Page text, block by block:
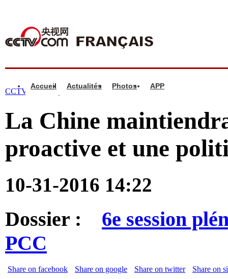
Accueil Actualités Photos APP
CCTV.com française > Infos> Chine
La Chine
proactive et une
10-31-2016 14:22
Dossier : 6e session
PCC
Share on facebook Share on google Share on twitter Share on